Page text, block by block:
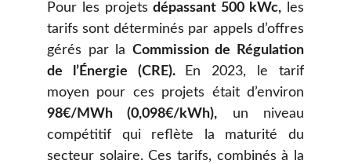
Pour les projetsdépassant 500 kWc, les
tarifs sont déterminés par appels d’offres
gérés par la Commission de Régulation
de l’Énergie (CRE).
En 2023, le tarif
moyen pour ces projets était d’environ
98€/MWh (0,098€/kWh), un niveau
compétitif qui reflète la maturité du
secteur solaire. Ces tarifs, combinés à la